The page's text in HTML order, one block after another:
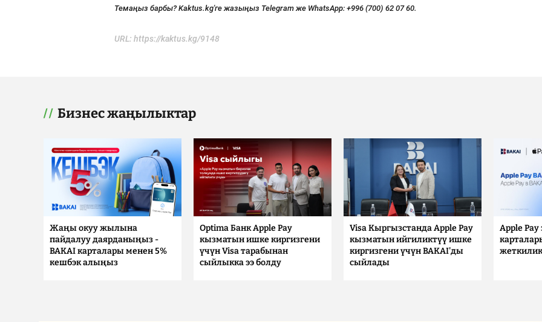
Темаңыз барбы? Kaktus.kg'ге жазыңыз Telegram же WhatsApp: +996 (700) 62 07 60.
URL: https://kaktus.kg/9148
Бизнес жаңылыктар
Жаңы окуу жылына
пайдалуу даярданыңыз -
BAKAI карталары менен 5%
кешбэк алыңыз
Optima Банк Apple Pay
кызматын ишке киргизгени
үчүн Visa тарабынан
сыйлыкка ээ болду
Visa Кыргызстанда Apple Pay
кызматын ийгиликтүү ишке
киргизгени үчүн BAKAI'ды
сыйлады
Apple